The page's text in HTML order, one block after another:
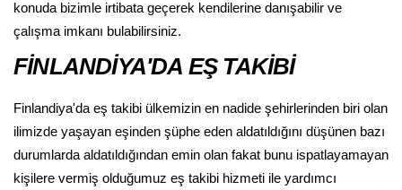
konuda bizimle irtibata geçerek kendilerine danışabilir ve
çalışma imkanı bulabilirsiniz.
FİNLANDİYA'DA EŞ TAKİBİ
Finlandiya'da eş takibi ülkemizin en nadide şehirlerinden biri olan
ilimizde yaşayan eşinden şüphe eden aldatıldığını düşünen bazı
durumlarda aldatıldığından emin olan fakat bunu ispatlayamayan
kişilere vermiş olduğumuz eş takibi hizmeti ile yardımcı